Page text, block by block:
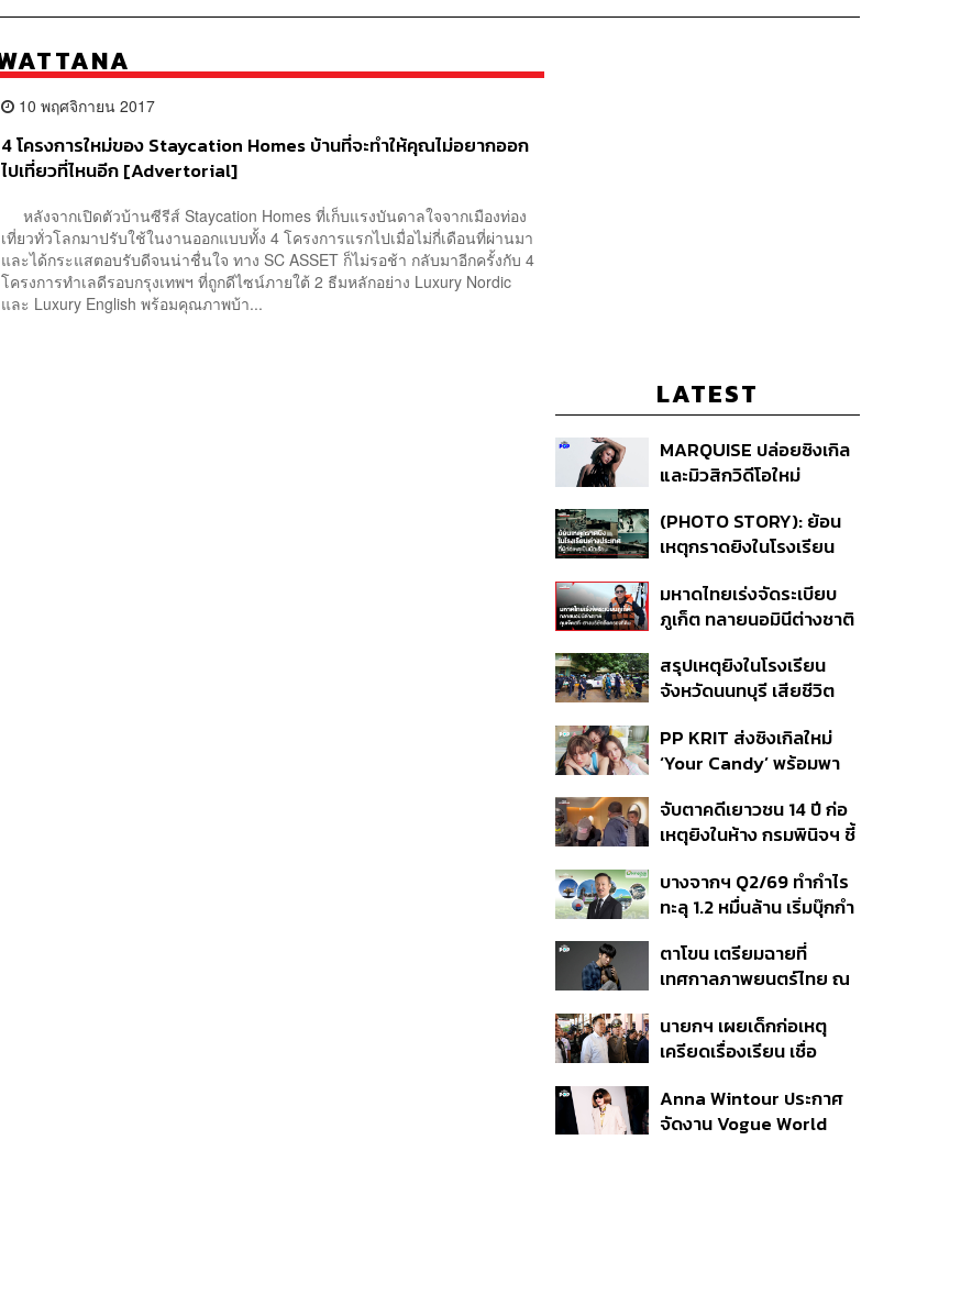
10 พฤศจิกายน 2017
4 โครงการใหม่ของ Staycation Homes บ้านที่จะทำให้คุณไม่อยากออก
ไปเที่ยวที่ไหนอีก [Advertorial]
หลังจากเปิดตัวบ้านซีรีส์ Staycation Homes ที่เก็บแรงบันดาลใจจากเมืองท่อง
เที่ยวทั่วโลกมาปรับใช้ในงานออกแบบทั้ง 4 โครงการแรกไปเมื่อไม่กี่เดือนที่ผ่านมา
และได้กระแสตอบรับดีจนน่าชื่นใจ ทาง SC ASSET ก็ไม่รอช้า กลับมาอีกครั้งกับ 4
โครงการทำเลดีรอบกรุงเทพฯ ที่ถูกดีไซน์ภายใต้ 2 ธีมหลักอย่าง Luxury Nordic
และ Luxury English พร้อมคุณภาพบ้า...
LATEST
MARQUISE ปล่อยซิงเกิล
และมิวสิกวิดีโอใหม่
สัมพันธ์สุด Toxic
(PHOTO STORY): ย้อน
เหตุกราดยิงในโรงเรียน
นักเรียน
มหาดไทยเร่งจัดระเบียบ
ภูเก็ต ทลายนอมินีต่างชาติ
ที่ดิน เคลียร์ใบอนุญาต
โรงแรมค้าง 7 ปี
สรุปเหตุยิงในโรงเรียน
จังหวัดนนทบุรี เสียชีวิต
ปมค้นประวัติคดีกราดยิงที่
สหรัฐฯ
PP KRIT ส่งซิงเกิลใหม่
‘Your Candy’ พร้อมพา
สิกวิดีโอ
จับตาคดีเยาวชน 14 ปี ก่อ
เหตุยิงในห้าง กรมพินิจฯ ชี้
เนื่อง ประเมินปล่อยตัว
บางจากฯ Q2/69 ทำกำไร
ทะลุ 1.2 หมื่นล้าน เริ่มบุ๊กกำ
แรก หนุนรายได้ครึ่งปีทะลุ
3.2 แสนล้าน
ตาโขน เตรียมฉายที่
เทศกาลภาพยนตร์ไทย ณ
นายกฯ เผยเด็กก่อเหตุ
เครียดเรื่องเรียน เชื่อ
กระสุนอีกกว่า 30 นัด หาก
ไม่จบชีวิตตัวเองอาจสูญ
Anna Wintour ประกาศ
จัดงาน Vogue World